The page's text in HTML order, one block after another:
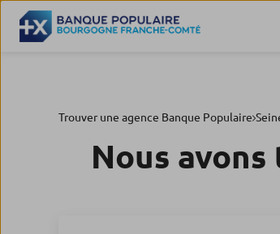
Trouver une agence Banque Populaire
Nous